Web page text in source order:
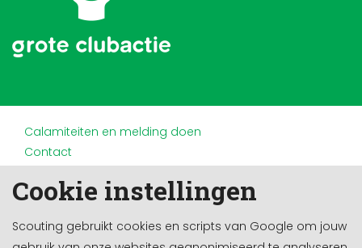
Cookie instellingen
Scouting gebruikt cookies en scripts van Google om jouw
Calamiteiten en melding doen
Contact
Doneren en nalaten
Privacy